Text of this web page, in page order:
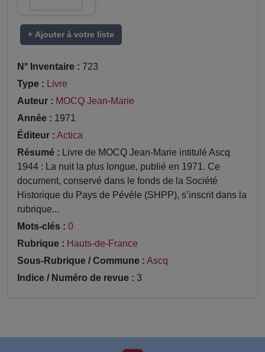
+ Ajouter à votre liste
N° Inventaire : 723
Type : Livre
Auteur : MOCQ Jean-Marie
Année : 1971
Éditeur : Actica
Résumé : Livre de MOCQ Jean-Marie intitulé Ascq
1944 : La nuit la plus longue, publié en 1971. Ce
document, conservé dans le fonds de la Société
Historique du Pays de Pévèle (SHPP), s’inscrit dans la
rubrique...
Mots-clés : 0
Rubrique : Hauts-de-France
Sous-Rubrique / Commune : Ascq
Indice / Numéro de revue : 3